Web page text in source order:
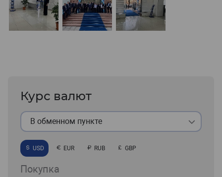
Курс валют
В обменном пункте
USD EUR RUB GBP
Покупка